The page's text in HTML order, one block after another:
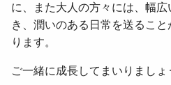
に、また大人の方々には、幅
き、潤いのある日常を送るこ
ります。
ご一緒に成長してまいりましょ